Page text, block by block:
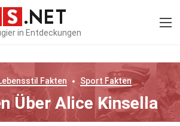
in Entdeckungen
Fakten Sport Fakten
Über Alice Kinsella